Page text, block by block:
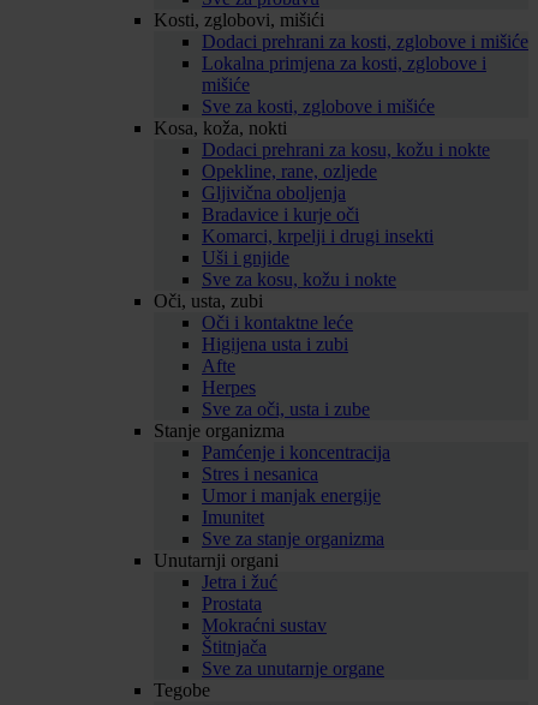
Kosti, zglobovi, mišići
Dodaci prehrani za kosti, zglobove i mišiće
Lokalna primjena za kosti, zglobove i
mišiće
Sve za kosti, zglobove i mišiće
Kosa, koža, nokti
Dodaci prehrani za kosu, kožu i nokte
Opekline, rane, ozljede
Gljivična oboljenja
Bradavice i kurje oči
Komarci, krpelji i drugi insekti
Uši i gnjide
Sve za kosu, kožu i nokte
Oči, usta, zubi
Oči i kontaktne leće
Higijena usta i zubi
Afte
Herpes
Sve za oči, usta i zube
Stanje organizma
Pamćenje i koncentracija
Stres i nesanica
Umor i manjak energije
Imunitet
Sve za stanje organizma
Unutarnji organi
Jetra i žuć
Prostata
Mokraćni sustav
Štitnjača
Sve za unutarnje organe
Tegobe